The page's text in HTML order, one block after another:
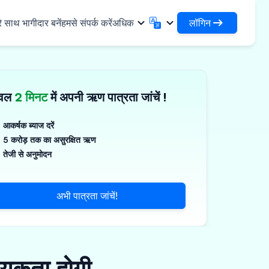
ढांचा
साझा करें
पॉलिमर और औद्योगिक रसायन
सौर और लघु उपकरण
उद्यम
साथ भागीदार बनेंहमसे संपर्क करेंअधिक
हिन्दी
✓
தமிழ்
Tamil
తెలుగు
Telugu
বাংলা
മലയാളം
लॉगिन
DSA के रूप में लॉगिन करें
2 मिनटमें अपनी ऋण पात्रता जांचें !
आकर्षक ब्याज दरें
5 करोड़ तक का असुरक्षित ऋण
तेजी से अनुमोदन
अभी पात्रता जांचें!